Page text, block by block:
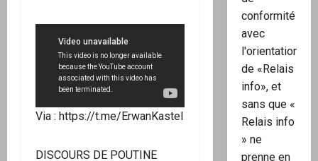
Via : https://t.me/ErwanKastel
DISCOURS DE POUTINE
conformité
avec
l'orientation
de «Relais
info», et
sans que «
Relais info
» ne
prenne en